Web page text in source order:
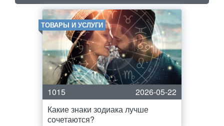
ТОВАРЫ И УСЛУГИ
1015
2026-05-22
Какие знаки зодиака лучше
сочетаются?